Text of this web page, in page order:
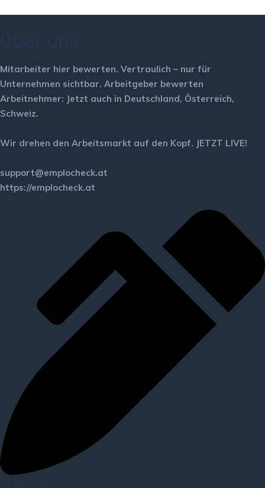
Mitarbeiter hier bewerten. Vertraulich – nur für
Unternehmen sichtbar. Arbeitgeber bewerten
Arbeitnehmer: Jetzt auch in Deutschland, Österreich,
Schweiz.
Wir drehen den Arbeitsmarkt auf den Kopf. JETZT LIVE!
support@emplocheck.at
https://emplocheck.at